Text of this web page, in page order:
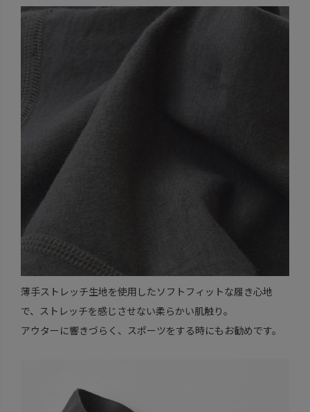
薄手ストレッチ生地を使用したソフトフィットな履き心地
で、ストレッチを感じさせない柔らかい肌触り。
アウターに響きづらく、スポーツをする時にもお勧めです。